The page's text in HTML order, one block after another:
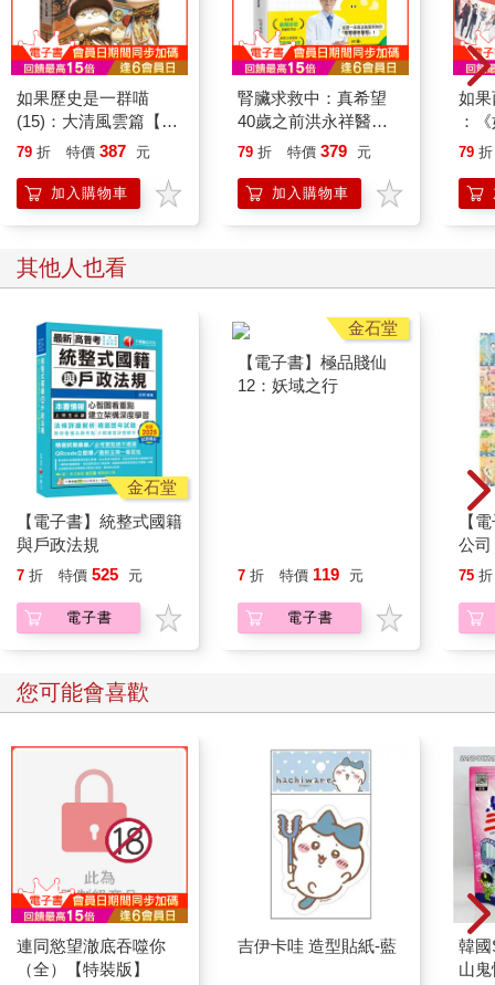
年輕人 是因為根本就不想改變？
哲學家 就是那樣。而這也會關係到「什麼是變化？」這樣的提
問。如果要說得大膽一點，所謂的變化，就意味著「死亡」。
年輕人 死亡？
哲學家 假設現在的你正為人生苦惱好了，而且你是想要改變
的。可是所謂的改變自己，同時也意味著要放棄「眼前的自
己」，做個了斷。否定「眼前的自己」，並且為了不讓他再度出
現，要將他埋進墳墓裡。因為必須做到那種地步，才會重生蛻變
這麼說來，就算你對現狀有許多不滿，但真的有辦法因為這樣就
選擇「死亡」嗎？能夠因為這樣投身跳入深不見底的黑暗中
嗎？……這件事並沒有那麼簡單。
所以人們不會試圖去改變，再怎麼痛苦，也想「照現在這樣就
好」。然後為了肯定自己的現狀，找尋「照現在這樣就好」的說
詞去過日子。
年輕人 嗯。
時，這個人會用什麼樣的色調去裝扮過去呢？
哲學家 答案只有一個。也就是針對自己的過去，將歸納出「雖
然曾發生過許多事，但現在這樣很好」的結論。
年輕人 ……為了肯定「現在」，所以也要肯定不幸的「過
哲學家 對。前面你提過一個向老師表示「謝謝您當時那麼嚴格
地教導我」的人，他們就是試圖積極肯定「現在的自己」，於是
過去的一切都成了美好回憶。因此，不能單憑這些表達感謝的話
語來贊同那種強權壓制式的教育。〈生氣與責罵的意義相同〉
如果歷史是一群喵
(15)：大清風雲篇【萌
貓漫畫學歷史】
79 折 特價 387 元
加入購物車
腎臟求救中：真希望
40歲之前洪永祥醫師
就告訴我這些事
79 折 特價 379 元
加入購物車
如
：
喵
79 折
其他人也看
金石堂
【電子書】統整式國籍
與戶政法規
7 折 特價 525 元
電子書
7 折 特價 119 元
電子書
【
公司
75 折
您可能會喜歡
連同慾望澈底吞噬你
（全）【特裝版】
吉伊卡哇 造型貼紙-藍
韓
山